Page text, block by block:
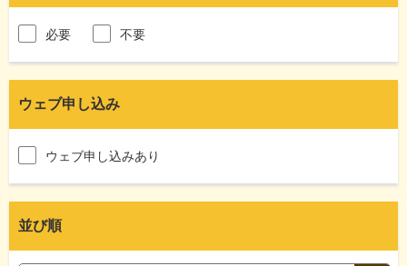
必要 不要
ウェブ申し込み
ウェブ申し込みあり
並び順